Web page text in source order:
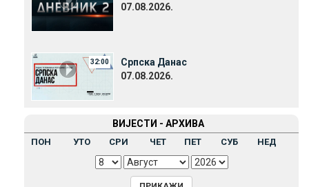
07.08.2026.
32:00
Српска Данас
07.08.2026.
ВИЈЕСТИ - АРХИВА
ПОН УТО СРИ ЧЕТ ПЕТ СУБ НЕД